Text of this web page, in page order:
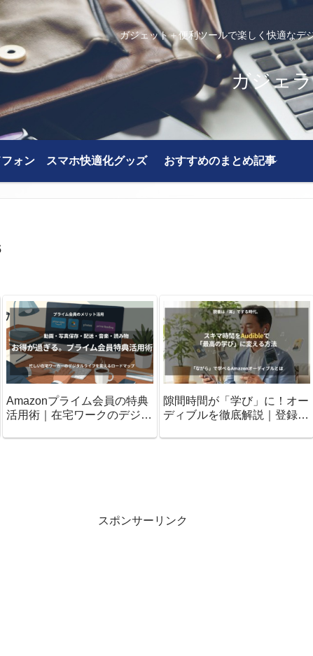
ガジェット＋便利ツールで楽しく快適なデ
ガジェ
ォン スマホ快適化グッズ おすすめのまとめ記事
Amazonプライム会員の特典
活用術｜在宅ワークのデジタ
プ
隙間時間が「学び」に！オー
ディブルを徹底解説｜登録・
解決
スポンサーリンク